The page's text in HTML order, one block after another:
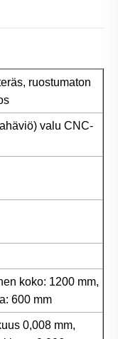
ruostumaton
valu CNC-
koko: 1200 mm,
600 mm
0,008 mm,